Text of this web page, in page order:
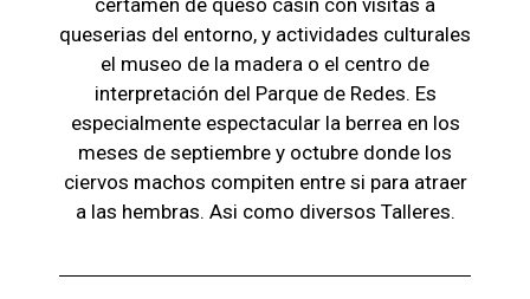
certamen de queso casín con visitas a
queserias del entorno, y actividades culturales
el museo de la madera o el centro de
interpretación del Parque de Redes. Es
especialmente espectacular la berrea en los
meses de septiembre y octubre donde los
ciervos machos compiten entre si para atraer
a las hembras. Asi como diversos Talleres.